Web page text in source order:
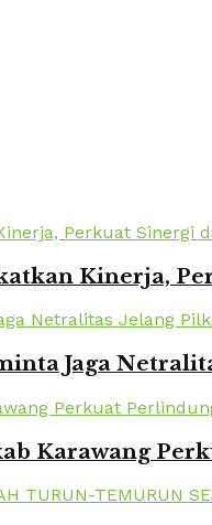
Kinerja,
Jaga
Karawang